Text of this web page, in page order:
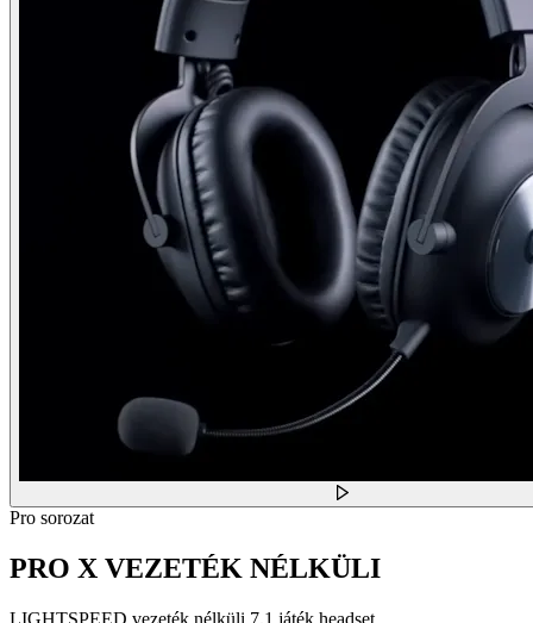
Pro sorozat
PRO X VEZETÉK NÉLKÜLI
LIGHTSPEED vezeték nélküli 7.1 játék headset